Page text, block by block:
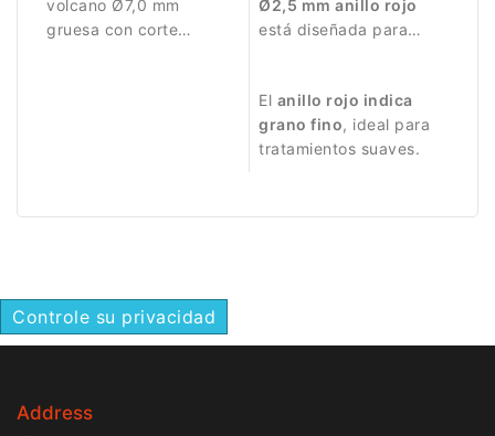
volcano Ø7,0 mm
gruesa con corte
Ø2,5 mm anillo rojo
está diseñada para
El anillo rojo indica
grano fino, ideal para
tratamientos suaves.
Controle su privacidad
Address